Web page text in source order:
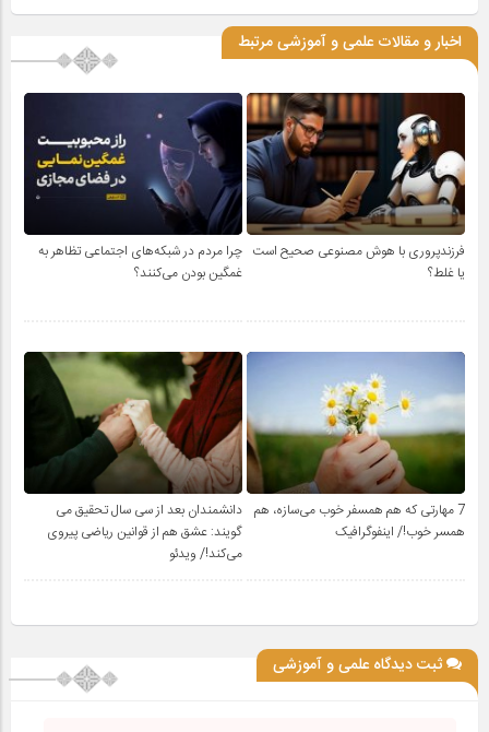
اخبار و مقالات علمی و آموزشی مرتبط
فرزندپروری با هوش مصنوعی صحیح است
یا غلط؟
چرا مردم در شبکه‌های اجتماعی تظاهر به
غمگین بودن می‌کنند؟
7 مهارتی که هم همسفر خوب می‌سازه، هم
همسر خوب!/ اینفوگرافیک
دانشمندان بعد از سی سال تحقیق می
گویند: عشق هم از قوانین ریاضی پیروی
می‌کند!/ ویدئو
ثبت دیدگاه علمی و آموزشی